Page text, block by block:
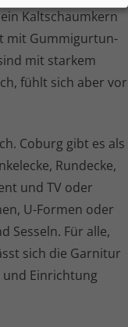
Kaltschaumkern
mit Gummi­gurt­un­
mit starkem
fühlt sich aber vor
Coburg gibt es als
Rundecke,
und TV oder
U-Formen oder
Sesseln. Für alle,
sich die Garnitur
und Einrichtung